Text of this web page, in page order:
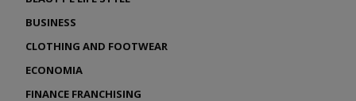
BUSINESS
CLOTHING AND FOOTWEAR
ECONOMIA
FINANCE FRANCHISING